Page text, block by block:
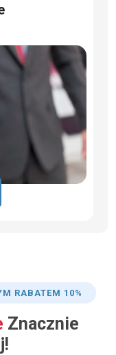
RABATEM 10%
Znacznie